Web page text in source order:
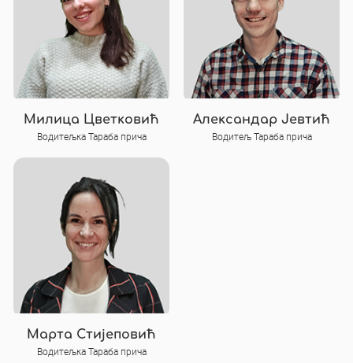
Милица Цветковић
Водитељка Тараба прича
Александар Јевтић
Водитељ Тараба прича
Марта Стијеповић
Водитељка Тараба прича